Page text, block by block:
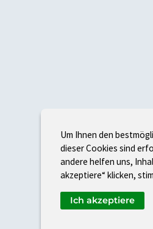
Um Ihnen den
dieser Cookies sind
andere helfen uns,
akzeptiere“ klicken,
Ich akzeptiere